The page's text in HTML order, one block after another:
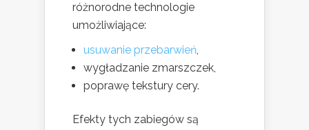
różnorodne technologie
umożliwiające:
usuwanie przebarwień,
wygładzanie zmarszczek,
poprawę tekstury cery.
Efekty tych zabiegów są